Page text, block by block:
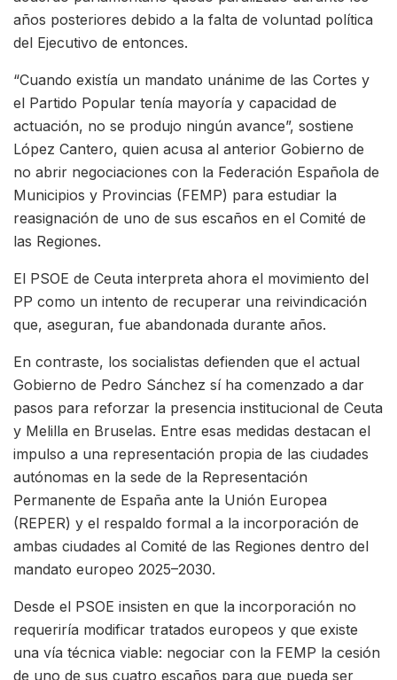
años posteriores debido a la falta de voluntad política
del Ejecutivo de entonces.
“Cuando existía un mandato unánime de las Cortes y
el Partido Popular tenía mayoría y capacidad de
actuación, no se produjo ningún avance”, sostiene
López Cantero, quien acusa al anterior Gobierno de
no abrir negociaciones con la Federación Española de
Municipios y Provincias (FEMP) para estudiar la
reasignación de uno de sus escaños en el Comité de
las Regiones.
El PSOE de Ceuta interpreta ahora el movimiento del
PP como un intento de recuperar una reivindicación
que, aseguran, fue abandonada durante años.
En contraste, los socialistas defienden que el actual
Gobierno de Pedro Sánchez sí ha comenzado a dar
pasos para reforzar la presencia institucional de Ceuta
y Melilla en Bruselas. Entre esas medidas destacan el
impulso a una representación propia de las ciudades
autónomas en la sede de la Representación
Permanente de España ante la Unión Europea
(REPER) y el respaldo formal a la incorporación de
ambas ciudades al Comité de las Regiones dentro del
mandato europeo 2025–2030.
Desde el PSOE insisten en que la incorporación no
requeriría modificar tratados europeos y que existe
una vía técnica viable: negociar con la FEMP la cesión
de uno de sus cuatro escaños para que pueda ser